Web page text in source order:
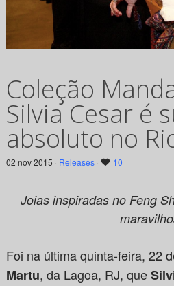
Coleção
Silvia Cesar é
absoluto no
02 nov 2015 · Releases· 10
Joias inspiradas no Feng
Foi na última quinta-feira, 22
Martu, da Lagoa, RJ, que